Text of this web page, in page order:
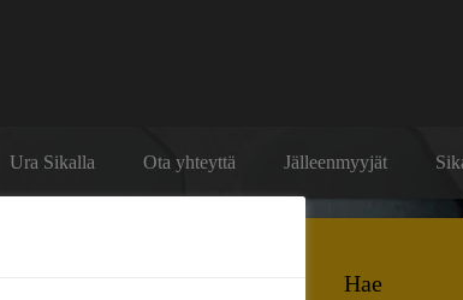
Ura Sikalla Ota yhteyttä Jälleenmyyjät